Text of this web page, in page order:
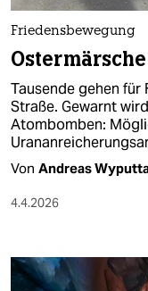
Friedensbewegung
Tausende gehen
Straße. Gewarnt
Atombomben:
Von Andreas
4.4.2026